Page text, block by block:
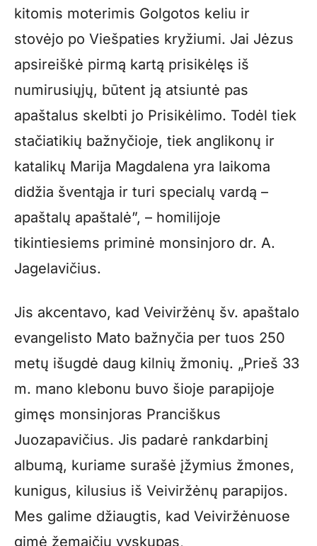
kitomis moterimis Golgotos keliu ir
stovėjo po Viešpaties kryžiumi. Jai Jėzus
apsireiškė pirmą kartą prisikėlęs iš
numirusiųjų, būtent ją atsiuntė pas
apaštalus skelbti jo Prisikėlimo. Todėl tiek
stačiatikių bažnyčioje, tiek anglikonų ir
katalikų Marija Magdalena yra laikoma
didžia šventąja ir turi specialų vardą –
apaštalų apaštalė”, – homilijoje
tikintiesiems priminė monsinjoro dr. A.
Jagelavičius.
Jis akcentavo, kad Veiviržėnų šv. apaštalo
evangelisto Mato bažnyčia per tuos 250
metų išugdė daug kilnių žmonių. „Prieš 33
m. mano klebonu buvo šioje parapijoje
gimęs monsinjoras Pranciškus
Juozapavičius. Jis padarė rankdarbinį
albumą, kuriame surašė įžymius žmones,
kunigus, kilusius iš Veiviržėnų parapijos.
Mes galime džiaugtis, kad Veiviržėnuose
gimė žemaičių vyskupas,